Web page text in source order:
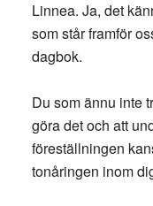
Linnea. Ja, det
som står framför
dagbok.
Du som ännu inte
göra det och att
föreställningen
tonåringen inom